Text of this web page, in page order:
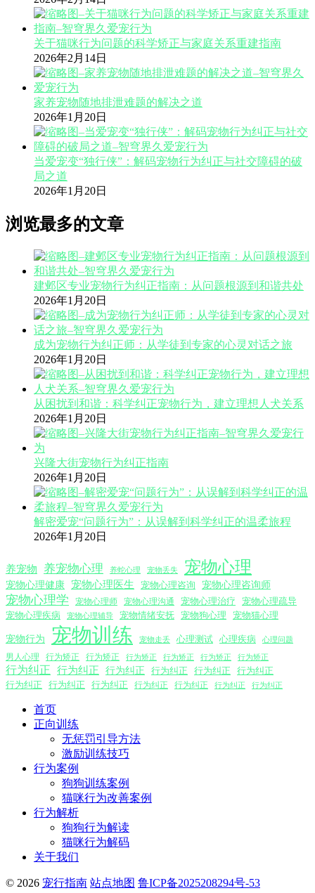
关于猫咪行为问题的科学矫正与家庭关系重建指南
2026年2月14日
家养宠物随地排泄难题的解决之道
2026年1月20日
当爱宠变“独行侠”：解码宠物行为纠正与社交障碍的破
局之道
2026年1月20日
浏览最多的文章
建邺区专业宠物行为纠正指南：从问题根源到和谐共处
2026年1月20日
成为宠物行为纠正师：从学徒到专家的心灵对话之旅
2026年1月20日
从困扰到和谐：科学纠正宠物行为，建立理想人犬关系
2026年1月20日
兴隆大街宠物行为纠正指南
2026年1月20日
解密爱宠“问题行为”：从误解到科学纠正的温柔旅程
2026年1月20日
养宠物 养宠物心理 养蛇心理 宠物丢失 宠物心理
宠物心理健康 宠物心理医生 宠物心理咨询 宠物心理咨询师
宠物心理学 宠物心理师 宠物心理沟通 宠物心理治疗
宠物心理疏导
宠物心理疾病
宠物心理辅导 宠物情绪安抚 宠物狗心理 宠物猫心理
宠物行为 宠物训练 宠物走丢 心理测试 心理疾病 心理问题
男人心理 行为矫正 行为矫正 行为矫正 行为矫正 行为矫正 行为矫正
行为纠正 行为纠正 行为纠正 行为纠正 行为纠正
行为纠正
行为纠正
行为纠正 行为纠正 行为纠正 行为纠正 行为纠正 行为纠正
首页
正向训练
无惩罚引导方法
激励训练技巧
行为案例
狗狗训练案例
猫咪行为改善案例
行为解析
狗狗行为解读
猫咪行为解码
关于我们
© 2026 宠行指南 站点地图 鲁ICP备2025208294号-53